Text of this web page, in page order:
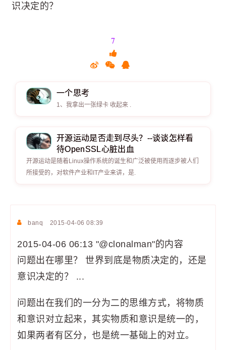
识决定的？
7
一个思考
1、我拿出一张绿卡 收起来 .
开源运动是否走到尽头？--谈谈怎样看
待OpenSSL心脏出血
开源运动是随着Linux操作系统的诞生和广泛被使用而逐步被人们
所接受的，对软件产业和IT产业来讲，是.
banq 2015-04-06 08:39
2015-04-06 06:13 "@clonalman"的内容
问题出在哪里？ 世界到底是物质决定的，还是
意识决定的？ ...
问题出在我们的一分为二的思维方式，将物质
和意识对立起来，其实物质和意识是统一的，
如果两者有区分，也是统一基础上的对立。